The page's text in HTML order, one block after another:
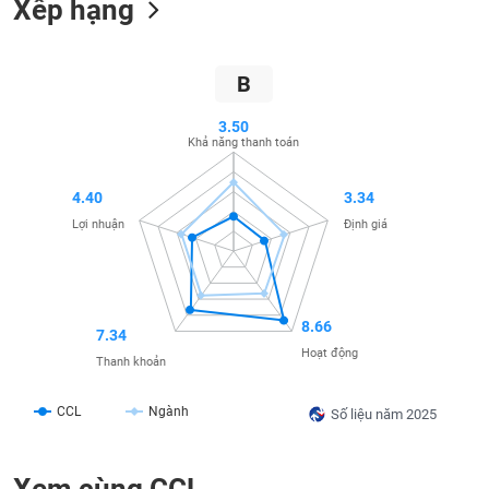
Xếp hạng
B
Số liệu năm 2025
CCL Ngành
3.50
Khả năng thanh toán
3.34
Định giá
8.66
Hoạt động
7.34
Thanh khoản
4.40
Lợi nhuận
SÓC
SỨC